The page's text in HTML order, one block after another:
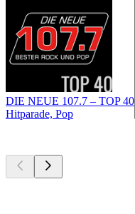
DIE NEUE 107.7 – TOP 40
Hitparade, Pop